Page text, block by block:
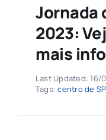
Jornada
2023:
mais
Last Updated: 16/
Tags:centro de SP